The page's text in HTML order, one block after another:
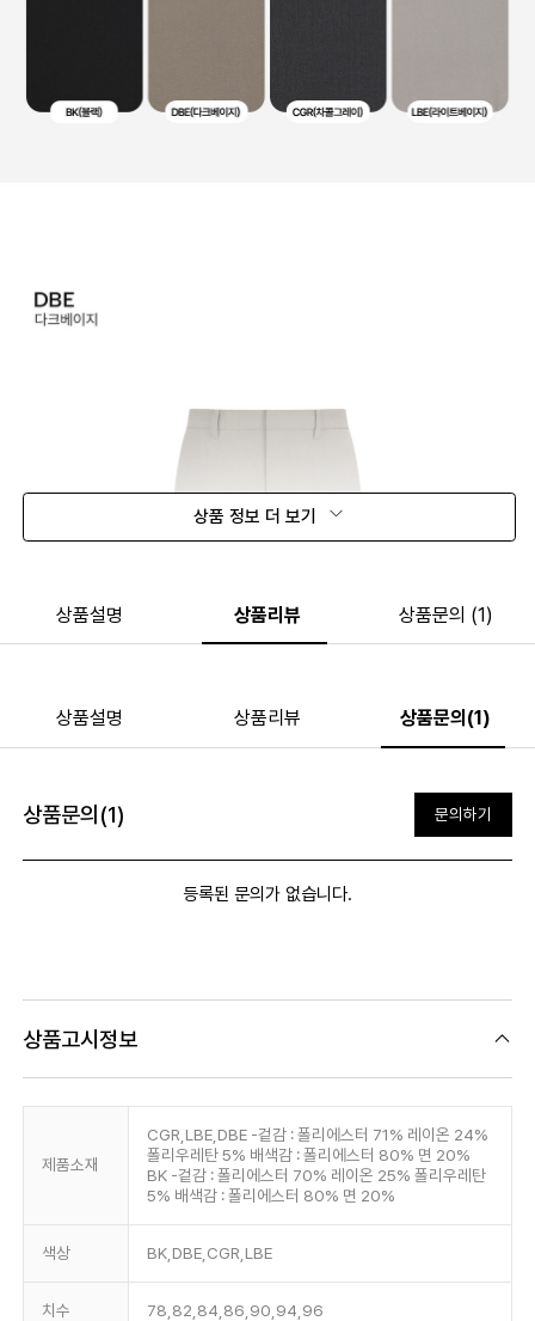
상품 정보 더 보기
상품설명 상품리뷰 상품문의 (1)
상품설명 상품리뷰 상품문의(1)
상품문의(1) 문의하기
등록된 문의가 없습니다.
상품고시정보
제품소재
CGR,LBE,DBE -겉감 : 폴리에스터 71% 레이온 24%
폴리우레탄 5% 배색감 : 폴리에스터 80% 면 20%
BK -겉감 : 폴리에스터 70% 레이온 25% 폴리우레탄
5% 배색감 : 폴리에스터 80% 면 20%
색상 BK,DBE,CGR,LBE
치수 78,82,84,86,90,94,96